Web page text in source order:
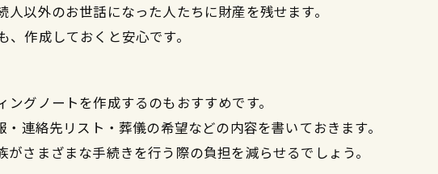
以外のお世話になった人たちに財産を残せます。
作成しておくと安心です。
グノートを作成するのもおすすめです。
連絡先リスト・葬儀の希望などの内容を書いておきます。
さまざまな手続きを行う際の負担を減らせるでしょう。